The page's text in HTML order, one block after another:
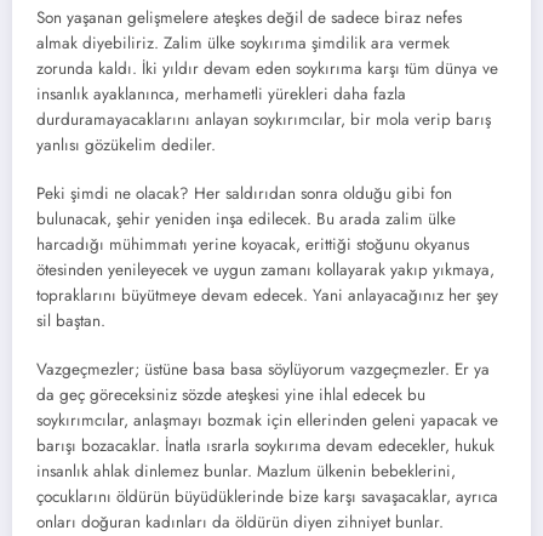
Son yaşanan gelişmelere ateşkes değil de sadece biraz nefes
almak diyebiliriz. Zalim ülke soykırıma şimdilik ara vermek
zorunda kaldı. İki yıldır devam eden soykırıma karşı tüm dünya ve
insanlık ayaklanınca, merhametli yürekleri daha fazla
durduramayacaklarını anlayan soykırımcılar, bir mola verip barış
yanlısı gözükelim dediler.
Peki şimdi ne olacak? Her saldırıdan sonra olduğu gibi fon
bulunacak, şehir yeniden inşa edilecek. Bu arada zalim ülke
harcadığı mühimmatı yerine koyacak, erittiği stoğunu okyanus
ötesinden yenileyecek ve uygun zamanı kollayarak yakıp yıkmaya,
topraklarını büyütmeye devam edecek. Yani anlayacağınız her şey
sil baştan.
Vazgeçmezler; üstüne basa basa söylüyorum vazgeçmezler. Er ya
da geç göreceksiniz sözde ateşkesi yine ihlal edecek bu
soykırımcılar, anlaşmayı bozmak için ellerinden geleni yapacak ve
barışı bozacaklar. İnatla ısrarla soykırıma devam edecekler, hukuk
insanlık ahlak dinlemez bunlar. Mazlum ülkenin bebeklerini,
çocuklarını öldürün büyüdüklerinde bize karşı savaşacaklar, ayrıca
onları doğuran kadınları da öldürün diyen zihniyet bunlar.